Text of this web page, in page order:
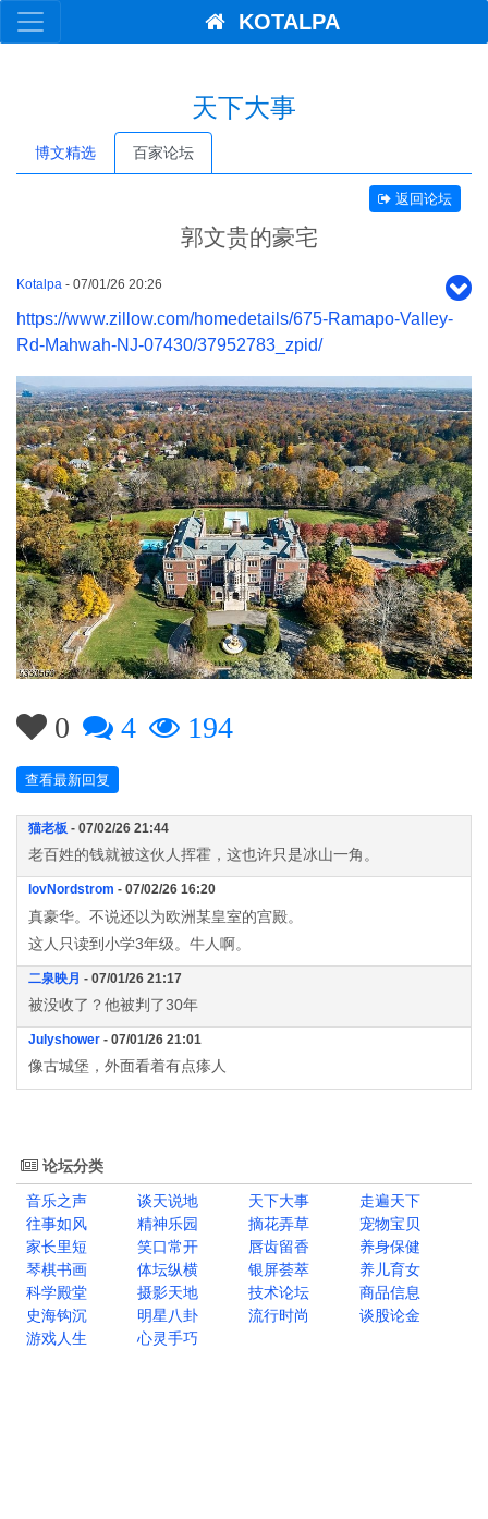
KOTALPA
天下大事
博文精选 百家论坛
返回论坛
郭文贵的豪宅
Kotalpa - 07/01/26 20:26
https://www.zillow.com/homedetails/675-Ramapo-Valley-
Rd-Mahwah-NJ-07430/37952783_zpid/
0 4 194
查看最新回复
猫老板 - 07/02/26 21:44
老百姓的钱就被这伙人挥霍，这也许只是冰山一角。
lovNordstrom - 07/02/26 16:20
真豪华。不说还以为欧洲某皇室的宫殿。
这人只读到小学3年级。牛人啊。
二泉映月 - 07/01/26 21:17
被没收了？他被判了30年
Julyshower - 07/01/26 21:01
像古城堡，外面看着有点瘆人
论坛分类
音乐之声
谈天说地 天下大事
走遍天下
往事如风
精神乐园 摘花弄草
宠物宝贝
家长里短
笑口常开 唇齿留香
养身保健
琴棋书画
体坛纵横 银屏荟萃
养儿育女
科学殿堂
摄影天地 技术论坛
商品信息
史海钩沉
明星八卦 流行时尚
谈股论金
游戏人生
心灵手巧